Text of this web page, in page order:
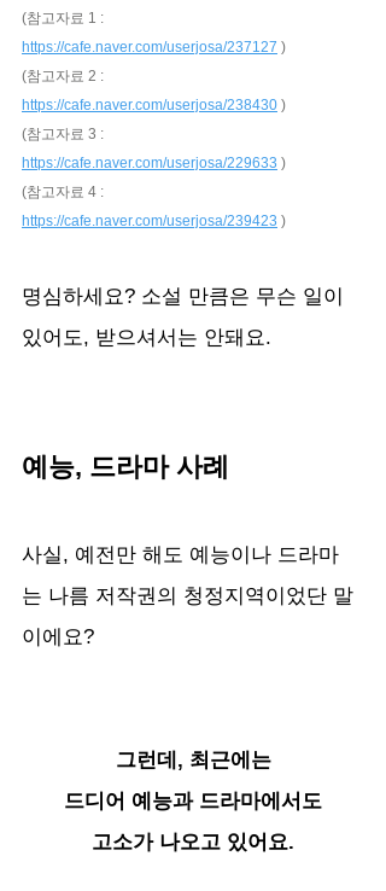
(참고자료 1 :
https://cafe.naver.com/userjosa/237127 )
(참고자료 2 :
https://cafe.naver.com/userjosa/238430 )
(참고자료 3 :
https://cafe.naver.com/userjosa/229633 )
(참고자료 4 :
https://cafe.naver.com/userjosa/239423 )
명심하세요? 소설 만큼은 무슨 일이
있어도, 받으셔서는 안돼요.
예능, 드라마 사례
사실, 예전만 해도 예능이나 드라마
는 나름 저작권의 청정지역이었단 말
이에요?
그런데, 최근에는
드디어 예능과 드라마에서도
고소가 나오고 있어요.